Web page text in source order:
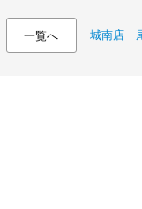
一覧へ 城南店